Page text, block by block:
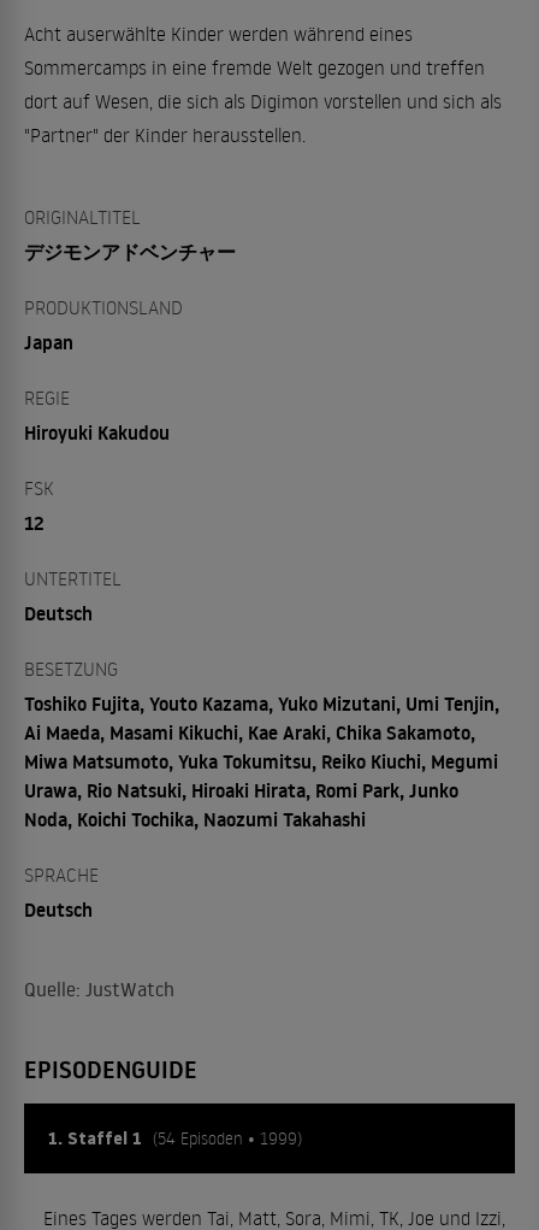
Acht auserwählte Kinder werden während eines
Sommercamps in eine fremde Welt gezogen und treffen
dort auf Wesen, die sich als Digimon vorstellen und sich als
"Partner" der Kinder herausstellen.
ORIGINALTITEL
デジモンアドベンチャー
PRODUKTIONSLAND
Japan
REGIE
Hiroyuki Kakudou
FSK
12
UNTERTITEL
Deutsch
BESETZUNG
Toshiko Fujita, Youto Kazama, Yuko Mizutani, Umi Tenjin,
Ai Maeda, Masami Kikuchi, Kae Araki, Chika Sakamoto,
Miwa Matsumoto, Yuka Tokumitsu, Reiko Kiuchi, Megumi
Urawa, Rio Natsuki, Hiroaki Hirata, Romi Park, Junko
Noda, Koichi Tochika, Naozumi Takahashi
SPRACHE
Deutsch
Quelle: JustWatch
EPISODENGUIDE
1. Staffel 1 (54 Episoden • 1999)
Eines Tages werden Tai, Matt, Sora, Mimi, TK, Joe und Izzi,